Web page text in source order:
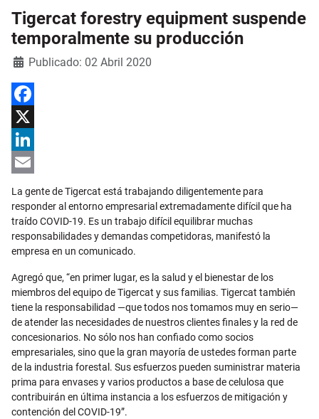
Tigercat forestry equipment suspende
temporalmente su producción
DetallesPublicado: 02 Abril 2020
Facebook
X
LinkedIn
La gente de Tigercat está trabajando diligentemente para
responder al entorno empresarial extremadamente difícil que ha
traído COVID-19. Es un trabajo difícil equilibrar muchas
responsabilidades y demandas competidoras, manifestó la
empresa en un comunicado.
Agregó que, “en primer lugar, es la salud y el bienestar de los
miembros del equipo de Tigercat y sus familias. Tigercat también
tiene la responsabilidad —que todos nos tomamos muy en serio—
de atender las necesidades de nuestros clientes finales y la red de
concesionarios. No sólo nos han confiado como socios
empresariales, sino que la gran mayoría de ustedes forman parte
de la industria forestal. Sus esfuerzos pueden suministrar materia
prima para envases y varios productos a base de celulosa que
contribuirán en última instancia a los esfuerzos de mitigación y
contención del COVID-19”.